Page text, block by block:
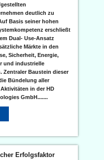
deutlich zu
Basis seiner hohen
erschließt
Dual- Use-Ansatz
Märkte in den
Sicherheit, Energie,
und industrielle
Zentraler Baustein dieser
Bündelung aller
in der HD
GmbH.......
Erfolgsfaktor